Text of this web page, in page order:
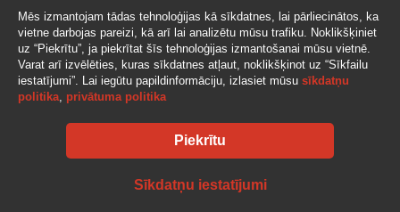
+370 685 32966
antanas.stake@av-auto.lt
AV-AUTO, "Amžinos vertybės", UAB Lentvario g. 77, LT-25128 Vilnius
Tel.: +370 610 210 88
info@av-auto.lt
Mēs izmantojam tādas tehnoloģijas kā sīkdatnes, lai pārliecinātos, ka
vietne darbojas pareizi, kā arī lai analizētu mūsu trafiku. Noklikšķiniet
uz “Piekrītu”, ja piekrītat šīs tehnoloģijas izmantošanai mūsu vietnē.
Varat arī izvēlēties, kuras sīkdatnes atļaut, noklikšķinot uz “Sīkfailu
iestatījumi”. Lai iegūtu papildinformāciju, izlasiet mūsu sīkdatņu
politika, privātuma politika
Piekrītu
Sīkdatņu iestatījumi